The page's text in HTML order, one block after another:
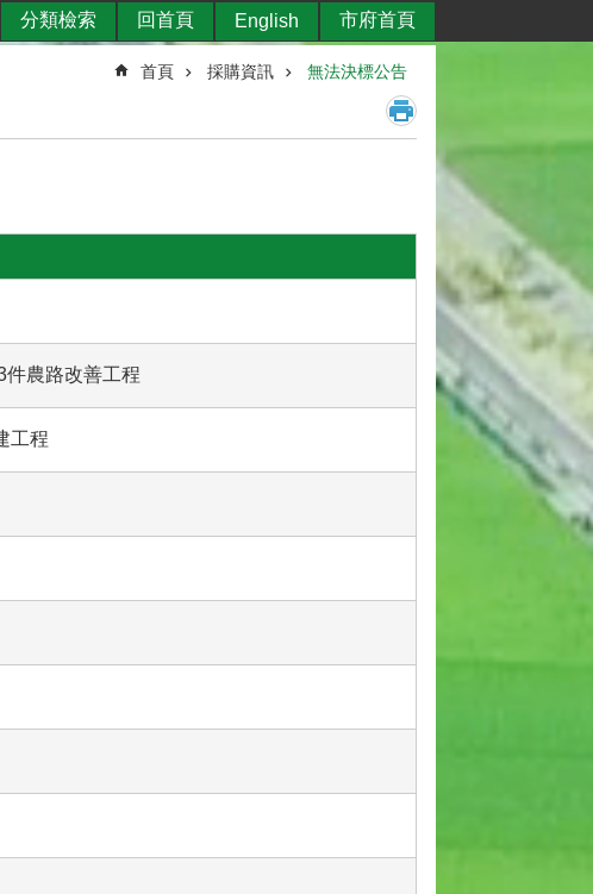
分類檢索 回首頁 English 市府首頁
首頁 採購資訊 無法決標公告
農路改善工程
工程